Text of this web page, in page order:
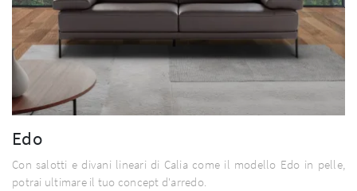
Edo
Con salotti e divani lineari di Calia come il modello Edo in pelle,
potrai ultimare il tuo concept d'arredo.